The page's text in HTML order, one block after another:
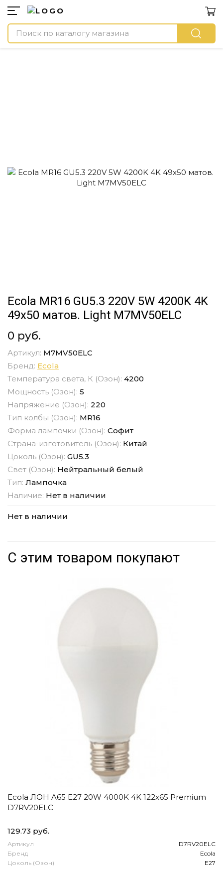
Ecola MR16 GU5.3 220V 5W 4200K 4K
49x50 матов. Light M7MV50ELC
0 руб.
Артикул: M7MV50ELC
Бренд: Ecola
Температура света, К (Озон): 4200
Мощность (Озон): 5
Напряжение (Озон): 220
Тип колбы (Озон): MR16
Форма лампочки (Озон): Софит
Страна-изготовитель (Озон): Китай
Цоколь (Озон): GU5.3
Свет (Озон): Нейтральный белый
Тип: Лампочка
Наличие: Нет в наличии
Нет в наличии
С этим товаром покупают
Ecola ЛОН A65 E27 20W 4000K 4K 122x65 Premium
D7RV20ELC
129.73 руб.
Артикул
D7RV20ELC
Бренд
Ecola
Цоколь (Озон)
E27